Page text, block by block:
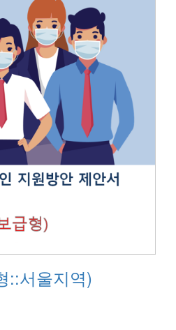
::서울지역)